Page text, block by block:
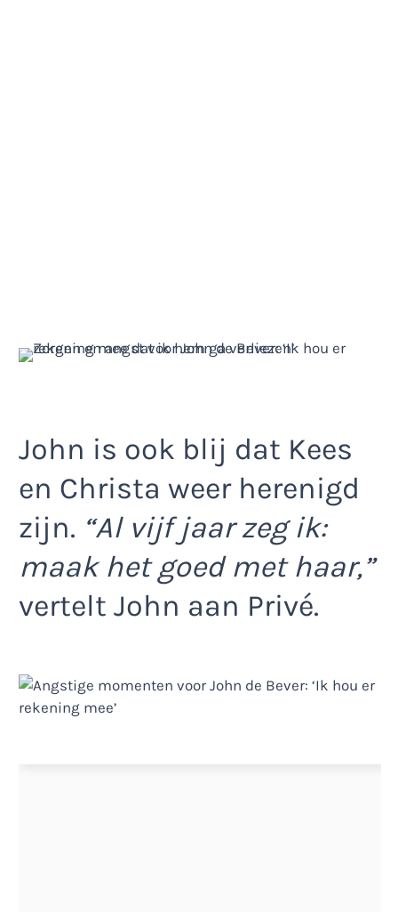
John is ook blij dat Kees
en Christa weer herenigd
zijn. “Al vijf jaar zeg ik:
maak het goed met haar,”
vertelt John aan Privé.